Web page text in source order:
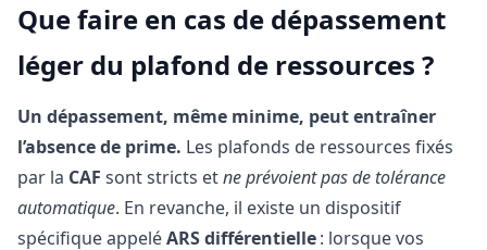
Que faire en cas de dépassement
léger du plafond de ressources ?
Un dépassement, même minime, peut entraîner
l’absence de prime. Les plafonds de ressources fixés
par la CAF sont stricts etne prévoient pas de tolérance
automatique. En revanche, il existe un dispositif
spécifique appeléARS différentielle: lorsque vos